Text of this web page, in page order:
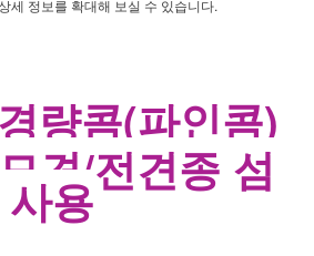
세 정보를 확대해 보실 수 있습니다.
량콤(파인콤)
견/전견종 섬
용